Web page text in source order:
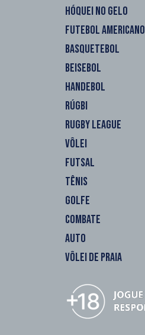
HÓQUEI NO GELO
FUTEBOL AMERICANO
BASQUETEBOL
BEISEBOL
HANDEBOL
RÚGBI
RUGBY LEAGUE
VÔLEI
FUTSAL
TÊNIS
GOLFE
COMBATE
AUTO
VÔLEI DE PRAIA